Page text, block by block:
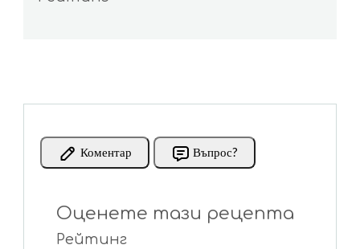
Коментар Въпрос?
Оценете тази рецепта
Рейтинг